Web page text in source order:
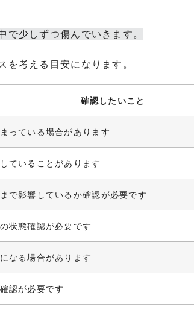
少しずつ傷んでいきます。
考える目安になります。
確認したいこと
っている場合があります
ていることがあります
で影響しているか確認が必要です
状態確認が必要です
なる場合があります
認が必要です